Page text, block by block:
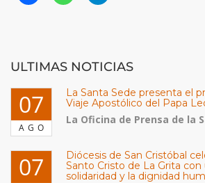
ULTIMAS NOTICIAS
07
AGO
La Santa Sede presenta el
Viaje Apostólico del Papa
La Oficina de Prensa de la
07
Diócesis de San Cristóbal
Santo Cristo de La Grita con
solidaridad y la dignidad